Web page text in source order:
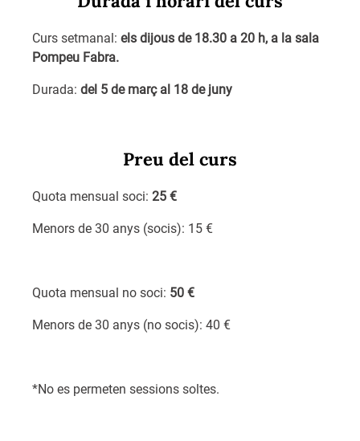
Curs setmanal: els dijous de 18.30 a 20 h, a la sala
Pompeu Fabra.
Durada: del 5 de març al 18 de juny
Preu del curs
Quota mensual soci: 25 €
Menors de 30 anys (socis): 15 €
Quota mensual no soci: 50 €
Menors de 30 anys (no socis): 40 €
*No es permeten sessions soltes.